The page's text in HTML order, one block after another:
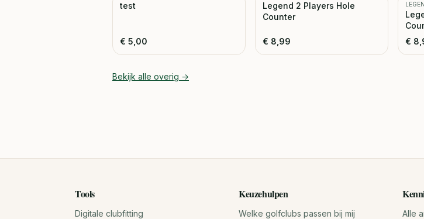
test
€ 5,00
Legend 2 Players Hole
Counter
€ 8,99
€
Bekijk alle overig →
Tools
Digitale clubfitting
Keuzehulpen
Welke golfclubs passen bij mij
Alle